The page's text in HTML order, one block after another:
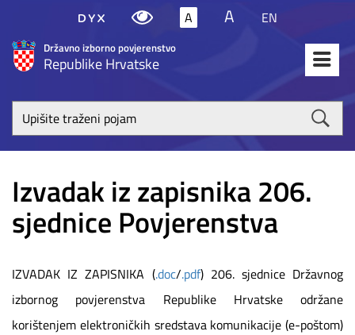
Državno izborno povjerenstvo
Republike Hrvatske
A A EN
Upišite
traženi
Izvadak iz zapisnika 206.
sjednice Povjerenstva
IZVADAK IZ ZAPISNIKA (.doc/.pdf) 206. sjednice Državnog
izbornog povjerenstva Republike Hrvatske održane
korištenjem elektroničkih sredstava komunikacije (e-poštom)